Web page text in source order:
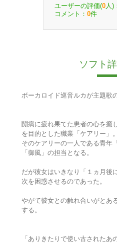
ユーザーの評価(0 人)
コメント： 0件
ソフト
ボーカロイド巡音ルカが主題歌
闘病に疲れ果てた患者の心を癒
を目的とした職業「ケアリー」。
そのケアリーの一人である青年
「御風」の担当となる。
だが彼女はいきなり「１ヵ月後
次を困惑させるのであった。
やがて彼女との触れ合いがとあ
する。
「ありきたりで使い古されたあ